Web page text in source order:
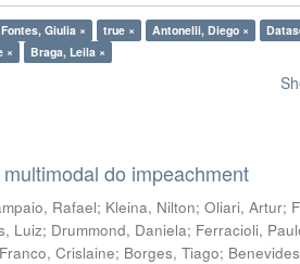
Fontes, Giulia × true × Antonelli, Diego ×
× Braga, Leila ×
do impeachment
Rafael; Kleina, Nilton;Oliari, Artur;
Luiz; Drummond, Daniela; Ferracioli,
Franco, Crislaine; Borges, Tiago;